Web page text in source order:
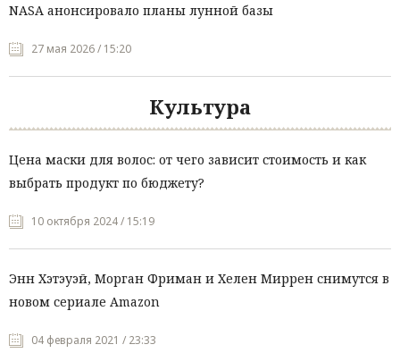
NASA анонсировало планы лунной базы
27 мая 2026 / 15:20
Культура
Цена маски для волос: от чего зависит стоимость и как
выбрать продукт по бюджету?
10 октября 2024 / 15:19
Энн Хэтэуэй, Морган Фриман и Хелен Миррен снимутся в
новом сериале Amazon
04 февраля 2021 / 23:33